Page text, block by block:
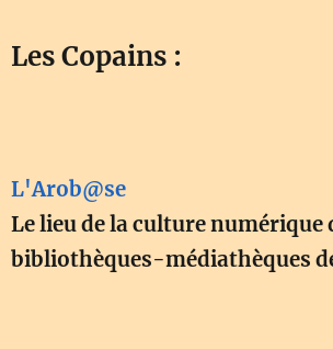
Les Copains :
L'Arob@se
Le lieu de la culture numérique
bibliothèques-médiathèques